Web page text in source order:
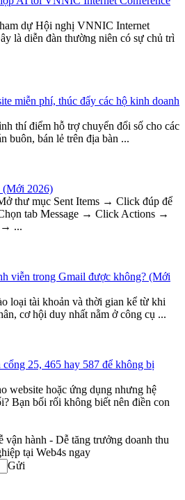
dự Hội nghị VNNIC Internet
là diễn đàn thường niên có sự chủ trì
miễn phí, thúc đẩy các hộ kinh doanh
thí điểm hỗ trợ chuyển đổi số cho các
buôn, bán lẻ trên địa bàn ...
(Mới 2026)
thư mục Sent Items → Click đúp để
tab Message → Click Actions →
→ ...
viễn trong Gmail được không? (Mới
loại tài khoản và thời gian kể từ khi
cơ hội duy nhất nằm ở công cụ ...
25, 465 hay 587 để không bị
website hoặc ứng dụng nhưng hệ
Bạn bối rối không biết nên điền con
hành - Dễ tăng trưởng doanh thu
tại Web4s ngay
Gửi